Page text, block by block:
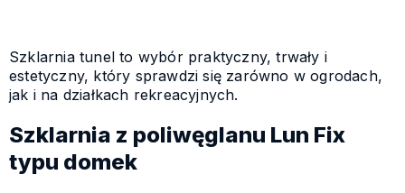
Szklarnia tunel to wybór praktyczny, trwały i
estetyczny, który sprawdzi się zarówno w ogrodach,
jak i na działkach rekreacyjnych.
Szklarnia z poliwęglanu Lun Fix
typu domek